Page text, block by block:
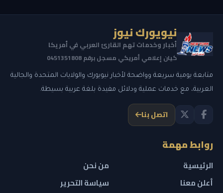
نيويورك نيوز
أخبار وخدمات تهم القارئ العربي في أمريكا
كيان إعلامي أمريكي مسجل برقم 0451351808
متابعة يومية سريعة وواضحة لأخبار نيويورك والولايات المتحدة والجالية
العربية، مع خدمات عملية ودلائل مفيدة بلغة عربية بسيطة.
اتصل بنا
روابط مهمة
الرئيسية
من نحن
أعلن معنا
سياسة التحرير